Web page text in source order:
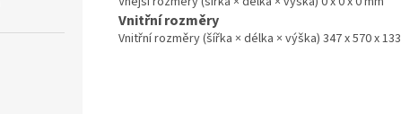
Vnitřní rozměry
Vnitřní rozměry (šířka × délka × výška) 347 x 570 x 133